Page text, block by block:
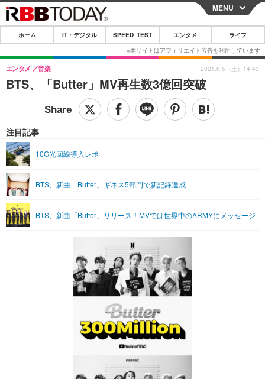
CLOSE
ホーム
IT・デジタル
IT・デジタルTOP スマートフォン
ネタ ガジェット・ツール
SPEED TEST
エンタメ
音楽 スポーツ
ライフ
ペット ショッピング
その他
リリース一覧
プッシュ通知の停止方法
MENU
ホーム IT・デジタル SPEED TEST エンタメ ライフ
BTS、「Butter」MV再生数3億回突破
エンタメ 音楽
注目記事
10G光回線導入レポ
BTS、新曲「Butter」ギネス5部門で新記録達成
BTS、新曲「Butter」リリース！MVでは世界中のARMYにメッセージ
2021.6.5（土）14:43